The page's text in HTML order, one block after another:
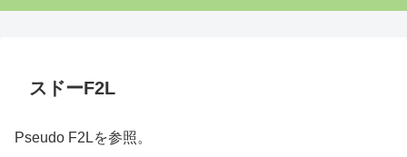
スドーF2L
Pseudo F2Lを参照。